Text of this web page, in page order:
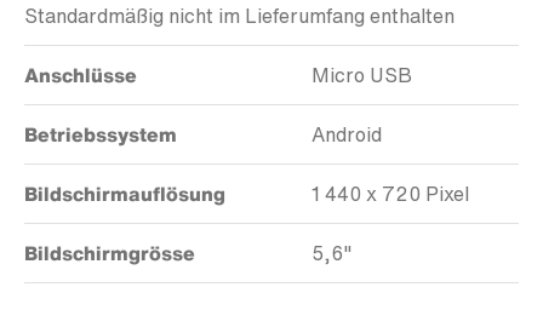
Standardmäßig nicht im Lieferumfang enthalten
Anschlüsse Micro USB
Betriebssystem Android
Bildschirmauflösung 1 440 x 720 Pixel
Bildschirmgrösse 5,6"